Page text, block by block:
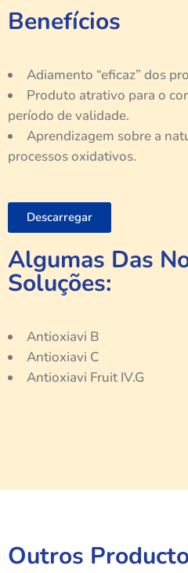
Benefícios
Adiamento “eficaz” dos
Produto atrativo para o
período de validade.
Aprendizagem sobre a
processos oxidativos.
Descarregar
Algumas Das
Soluções:
Antioxiavi B
Antioxiavi C
Antioxiavi Fruit IV.G
Outros